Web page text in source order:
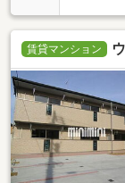
賃貸マンション